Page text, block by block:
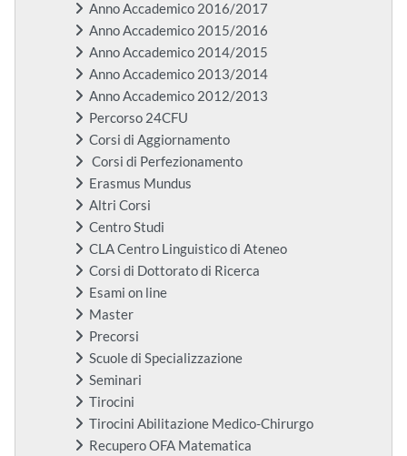
Anno Accademico 2016/2017
Anno Accademico 2015/2016
Anno Accademico 2014/2015
Anno Accademico 2013/2014
Anno Accademico 2012/2013
Percorso 24CFU
Corsi di Aggiornamento
Corsi di Perfezionamento
Erasmus Mundus
Altri Corsi
Centro Studi
CLA Centro Linguistico di Ateneo
Corsi di Dottorato di Ricerca
Esami on line
Master
Precorsi
Scuole di Specializzazione
Seminari
Tirocini
Tirocini Abilitazione Medico-Chirurgo
Recupero OFA Matematica